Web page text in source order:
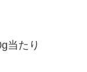
当たり